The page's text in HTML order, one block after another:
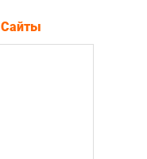
Сайты